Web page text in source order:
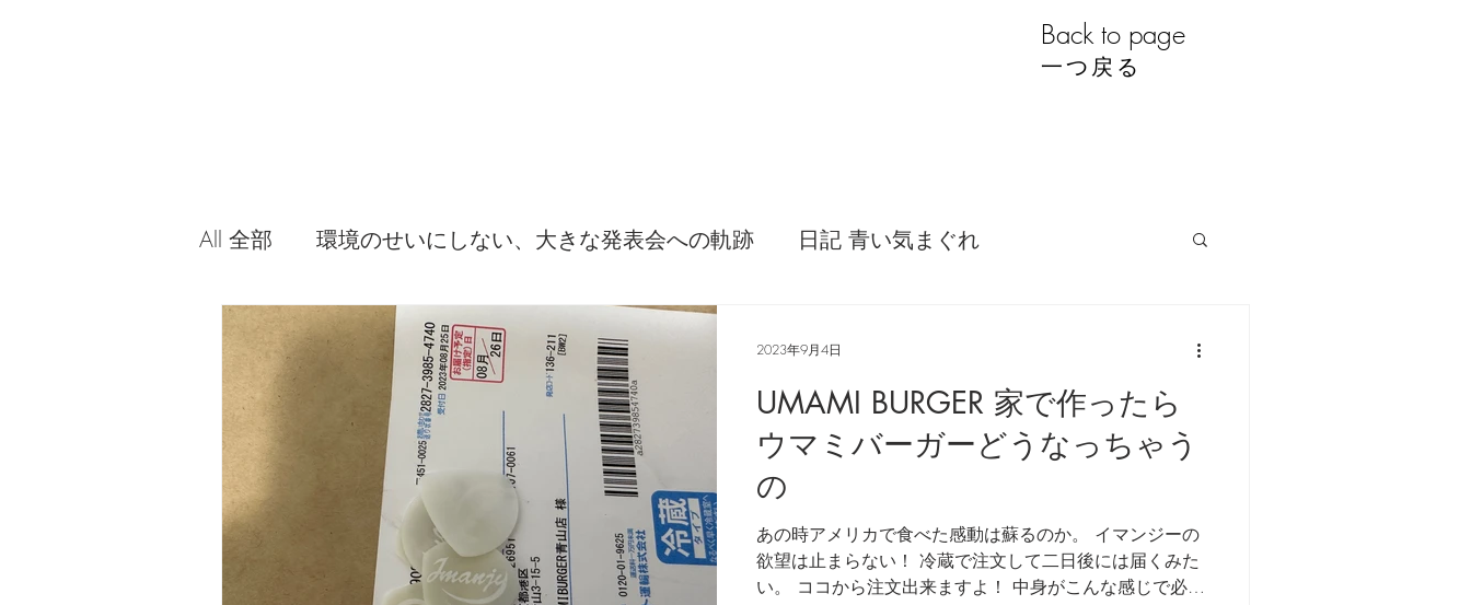
Back to page
一つ戻る
All 全部 環境のせいにしない、大きな発表会への軌跡 日記 青い気まぐれ
音源やプラグイン 使ってみた感想 弦交換の記録
問題解決。諦めない心、灯せ道筋！ Imanjy Studio 使われているモノ
食べんじーの美味しい記事 便利な経験、新しいコトに挑戦しよう
劇団 Avan 劇伴が出来るまでを追ったドキュメンタリー、二つの舞台裏
UMAMI BURGER 家で作ったら
ウマミバーガーどうなっちゃう
の
あの時アメリカで食べた感動は蘇るのか。 イマンジーの
欲望は止まらない！ 冷蔵で注文して二日後には届くみた
い。 ココから注文出来ますよ！ 中身がこんな感じで必要
2023年9月4日